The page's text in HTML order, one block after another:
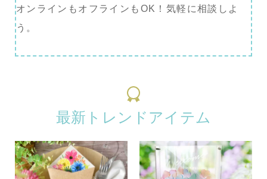
オンラインもオフラインもOK！気軽に相談しよ
う。
最新トレンドアイテム